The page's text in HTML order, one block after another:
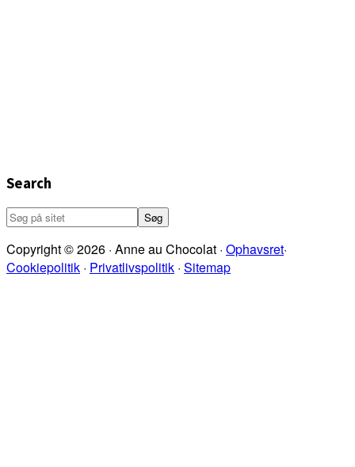
Search
Søg
sitet
Copyright © 2026 · Anne au Chocolat · Ophavsret·
Cookiepolitik · Privatlivspolitik · Sitemap